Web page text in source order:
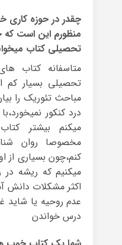
چقدر در حوزه کاری
منظورم این است که
تحصیلی کتاب
متاسفانه کتاب
تحصیلی بسیار
مباحث تئوریک را
درد کنکور
میکنم بیشتر
مخصوصا روان
کنم،چون بسیاری از
میکنیم که ریشه در
اکثر مشکلات دانش
عدم روحیه یا شاید
درس خواندن